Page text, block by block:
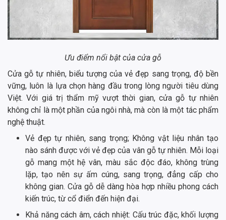
Ưu điểm nổi bật của cửa gỗ
Cửa gỗ tự nhiên, biểu tượng của vẻ đẹp sang trọng, độ bền
vững, luôn là lựa chọn hàng đầu trong lòng người tiêu dùng
Việt. Với giá trị thẩm mỹ vượt thời gian, cửa gỗ tự nhiên
không chỉ là một phần của ngôi nhà, mà còn là một tác phẩm
nghệ thuật.
Vẻ đẹp tự nhiên, sang trọng; Không vật liệu nhân tạo
nào sánh được với vẻ đẹp của vân gỗ tự nhiên. Mỗi loại
gỗ mang một hệ vân, màu sắc độc đáo, không trùng
lặp, tạo nên sự ấm cúng, sang trọng, đẳng cấp cho
không gian. Cửa gỗ dễ dàng hòa hợp nhiều phong cách
kiến trúc, từ cổ điển đến hiện đại.
Khả năng cách âm, cách nhiệt: Cấu trúc đặc, khối lượng